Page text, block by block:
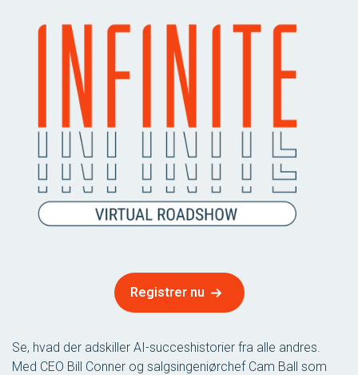
Registrer nu
Se, hvad der adskiller AI-succeshistorier fra alle andres.
Med CEO Bill Conner og salgsingeniørchef Cam Ball som